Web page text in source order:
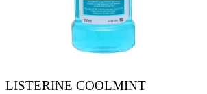
LISTERINE COOLMINT